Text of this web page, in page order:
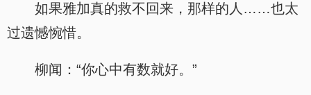
如果雅加真的救不回来，那样的人……也太
过遗憾惋惜。
柳闻：“你心中有数就好。”